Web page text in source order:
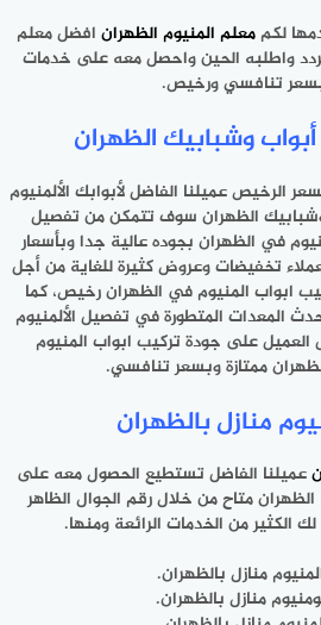
لكممعلم المنيوم الظهران افضل معلم
واطلبه الحين واحصل معه على خدمات
بسعر تنافسي ورخيص.
وشبابيك الظهران‏
الرخيص عميلنا الفاضل لأبوابك الألمنيوم
الظهران سوف ‏تتمكن من تفصيل
في الظهران بجوده عالية جدا وبأسعار
‏تخفيضات وعروض كثيرة للغاية من أجل
ابواب المنيوم في الظهران رخيص، كما
المعدات المتطورة في تفصيل الألمنيوم
على جودة تركيب ‏ابواب المنيوم
ممتازة وبسعر تنافسي.‏
منازل بالظهران
عميلنا الفاضل تستطيع الحصول معه على
متاح من خلال رقم الجوال الظاهر
الكثير من الخدمات الرائعة ومنها.
منازل بالظهران.
منازل بالظهران.